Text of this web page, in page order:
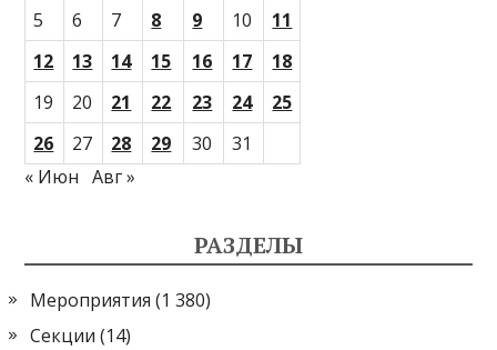
5 6 7 8 9 10
11
12
13 14 15 16 17
18
19
20 21 22 23 24
25
26
27 28 29 30
31
« Июн
Авг »
РАЗДЕЛЫ
Мероприятия (1 380)
Секции (14)